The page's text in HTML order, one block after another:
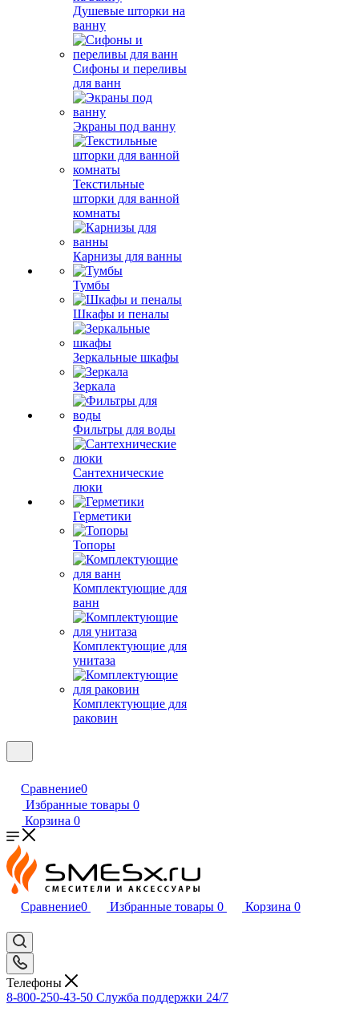
Душевые шторки на
ванну
Сифоны и переливы
для ванн
Экраны под ванну
Текстильные
шторки для ванной
комнаты
Карнизы для ванны
Тумбы
Шкафы и пеналы
Зеркальные шкафы
Зеркала
Фильтры для воды
Сантехнические
люки
Герметики
Топоры
Комплектующие для
ванн
Комплектующие для
унитаза
Комплектующие для
раковин
Сравнение0
Избранные товары 0
Корзина 0
Сравнение0 Избранные товары 0 Корзина 0
Телефоны
8-800-250-43-50 Служба поддержки 24/7